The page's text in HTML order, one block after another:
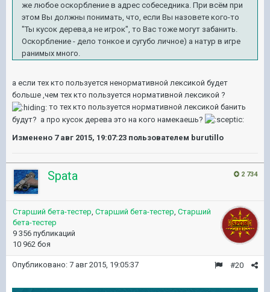
же любое оскорбление в адрес собеседника. При всём при
этом Вы должны понимать, что, если Вы назовете кого-то
"Ты кусок дерева,а не игрок", то Вас тоже могут забанить.
Оскорбление - дело тонкое и сугубо личное) а натур в игре
ранимых много.
а если тех кто пользуется ненормативной лексикой будет
больше ,чем тех кто пользуется нормативной лексикой ?
то тех кто пользуется нормативной лексикой банить
будут? а про кусок дерева это на кого намекаешь?
Изменено 7 авг 2015, 19:07:23 пользователем burutillo
2 734
Spata
Старший бета-тестер, Старший бета-тестер, Старший
бета-тестер
9 356 публикаций
10 962 боя
#20
Опубликовано: 7 авг 2015, 19:05:37